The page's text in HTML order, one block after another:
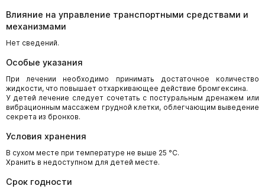
Влияние на управление транспортными средствами и
механизмами
Нет сведений.
Особые указания
При лечении необходимо принимать достаточное количество
жидкости, что повышает отхаркивающее действие бромгексина.
У детей лечение следует сочетать с постуральным дренажем или
вибрационным массажем грудной клетки, облегчающим выведение
секрета из бронхов.
Условия хранения
В сухом месте при температуре не выше 25 °C.
Хранить в недоступном для детей месте.
Срок годности